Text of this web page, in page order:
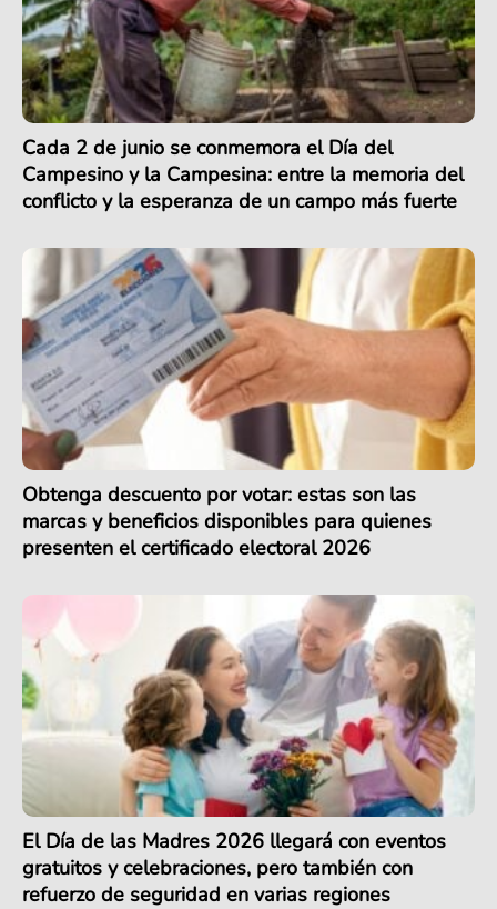
Cada 2 de junio se conmemora el Día del
Campesino y la Campesina: entre la memoria del
conflicto y la esperanza de un campo más fuerte
Obtenga descuento por votar: estas son las
marcas y beneficios disponibles para quienes
presenten el certificado electoral 2026
El Día de las Madres 2026 llegará con eventos
gratuitos y celebraciones, pero también con
refuerzo de seguridad en varias regiones